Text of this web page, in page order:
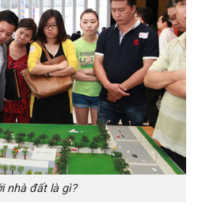
nhà đất là gì?